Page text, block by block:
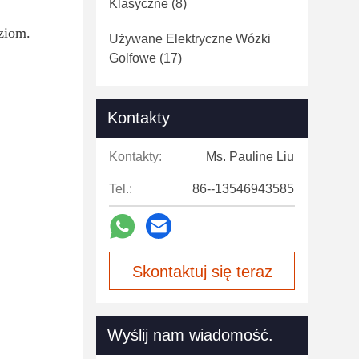
Klasyczne (8)
Używane Elektryczne Wózki
Golfowe (17)
Kontakty
Kontakty: Ms. Pauline Liu
Tel.: 86--13546943585
Skontaktuj się teraz
Wyślij nam wiadomość.